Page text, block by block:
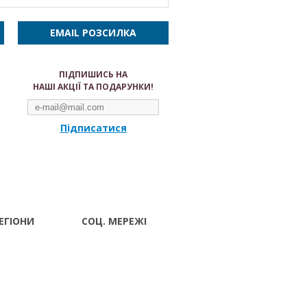
EMAIL РОЗСИЛКА
ПІДПИШИСЬ НА
НАШІ АКЦІЇ ТА ПОДАРУНКИ!
Підписатися
СОЦ. МЕРЕЖІ